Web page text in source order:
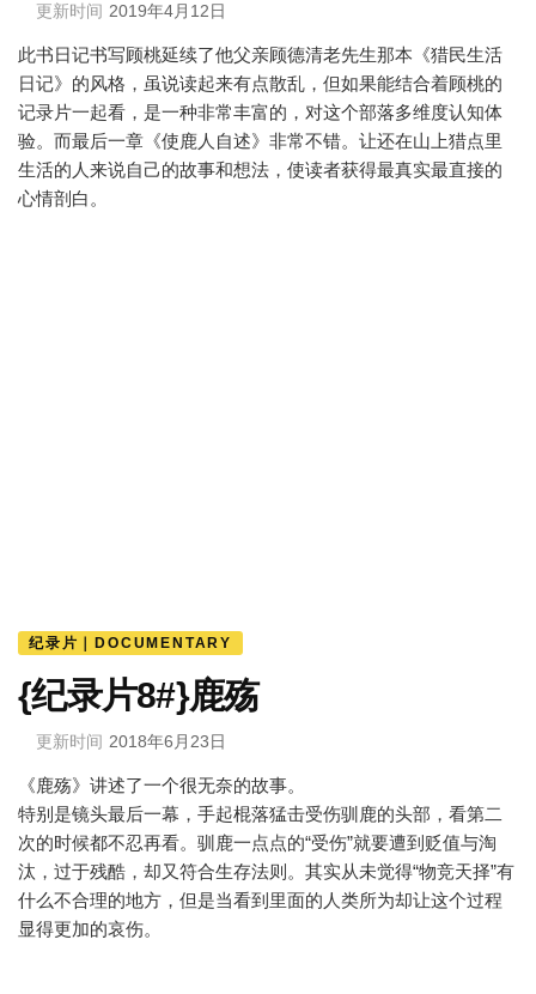
更新时间 2019年4月12日
此书日记书写顾桃延续了他父亲顾德清老先生那本《猎民生活
日记》的风格，虽说读起来有点散乱，但如果能结合着顾桃的
记录片一起看，是一种非常丰富的，对这个部落多维度认知体
验。而最后一章《使鹿人自述》非常不错。让还在山上猎点里
生活的人来说自己的故事和想法，使读者获得最真实最直接的
心情剖白。
纪录片｜DOCUMENTARY
{纪录片8#}鹿殇
更新时间 2018年6月23日
《鹿殇》讲述了一个很无奈的故事。
特别是镜头最后一幕，手起棍落猛击受伤驯鹿的头部，看第二
次的时候都不忍再看。驯鹿一点点的“受伤”就要遭到贬值与淘
汰，过于残酷，却又符合生存法则。其实从未觉得“物竞天择”有
什么不合理的地方，但是当看到里面的人类所为却让这个过程
显得更加的哀伤。